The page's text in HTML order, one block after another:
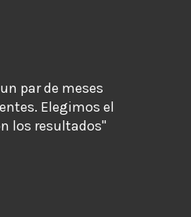
par de meses
Elegimos el
los resultados"